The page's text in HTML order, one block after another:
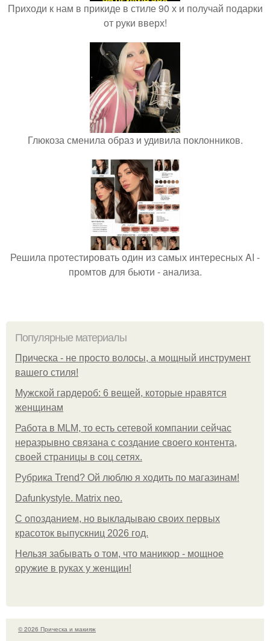
Приходи к нам в прикиде в стиле 90 х и получай подарки
от руки вверх!
Глюкоза сменила образ и удивила поклонников.
Решила протестировать один из самых интересных AI -
промтов для бьюти - анализа.
Популярные материалы
Прическа - не просто волосы, а мощный инструмент
вашего стиля!
Мужской гардероб: 6 вещей, которые нравятся
женщинам
Работа в MLM, то есть сетевой компании сейчас
неразрывно связана с создание своего контента,
своей страницы в соц сетях.
Рубрика Trend? Ой люблю я ходить по магазинам!
Dafunkystyle. Matrix neo.
С опозданием, но выкладываю своих первых
красоток выпускниц 2026 год.
Нельзя забывать о том, что маникюр - мощное
оружие в руках у женщин!
© 2026 Прическа и макияж